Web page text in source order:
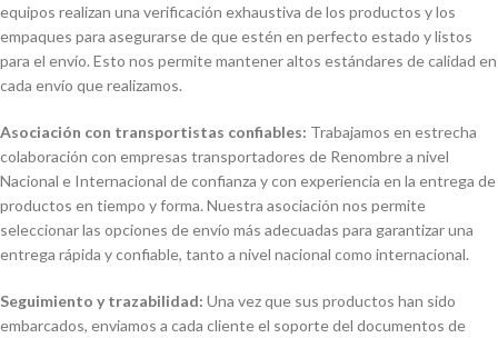
equipos realizan una verificación exhaustiva de los productos y los
empaques para asegurarse de que estén en perfecto estado y listos
para el envío. Esto nos permite mantener altos estándares de calidad en
cada envío que realizamos.
Asociación con transportistas confiables: Trabajamos en estrecha
colaboración con empresas transportadores de Renombre a nivel
Nacional e Internacional de confianza y con experiencia en la entrega de
productos en tiempo y forma. Nuestra asociación nos permite
seleccionar las opciones de envío más adecuadas para garantizar una
entrega rápida y confiable, tanto a nivel nacional como internacional.
Seguimiento y trazabilidad: Una vez que sus productos han sido
embarcados, enviamos a cada cliente el soporte del documentos de